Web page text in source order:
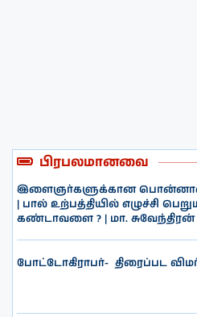
பிரபலமானவை
இளைஞர்களுக்கான பொன்னான
| பால் உற்பத்தியில் எழுச்சி
கண்டாவளை ? | மா. சுவேந்திரன்
போட்டோகிராபர்- ‌ திரைப்பட